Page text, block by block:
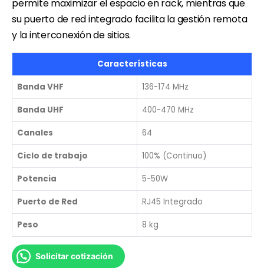
permite maximizar el espacio en rack, mientras que
su puerto de red integrado facilita la gestión remota
y la interconexión de sitios.
Características
Banda VHF 136-174 MHz
Banda UHF 400-470 MHz
Canales 64
Ciclo de trabajo 100% (Continuo)
Potencia 5-50W
Puerto de Red RJ45 Integrado
Peso 8 kg
Solicitar cotización